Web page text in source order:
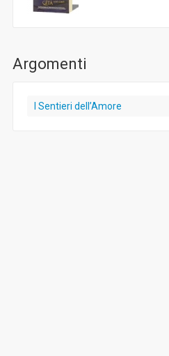
Argomenti
I Sentieri dell’Amore